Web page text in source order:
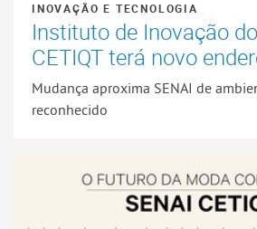
INOVAÇÃO E TECNOLOGIA
Instituto de Inovação
CETIQT terá novo
Mudança aproxima SENAI de
reconhecido